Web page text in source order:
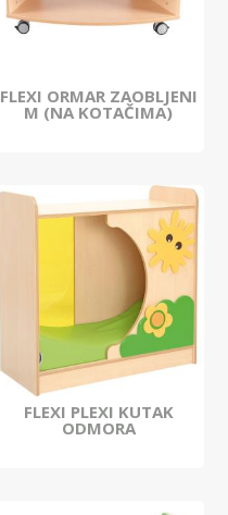
FLEXI ORMAR ZAOBLJENI
M (NA KOTAČIMA)
FLEXI PLEXI KUTAK
ODMORA